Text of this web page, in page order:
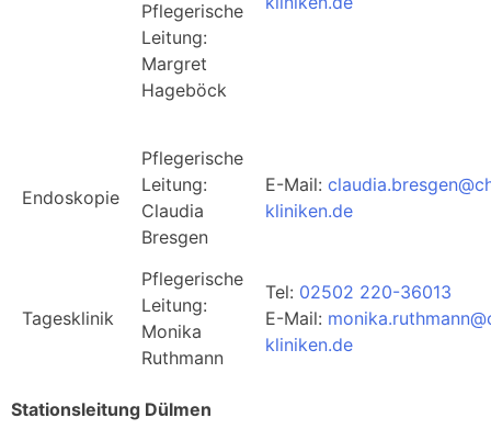
Pflegerische
Leitung:
Margret
Hageböck
Endoskopie
Pflegerische
Leitung:
Claudia
Bresgen
E-Mail:
kliniken.de
Tagesklinik
Pflegerische
Leitung:
Monika
Ruthmann
Tel: 02502 220-36013
E-Mail:
kliniken.de
Stationsleitung Dülmen